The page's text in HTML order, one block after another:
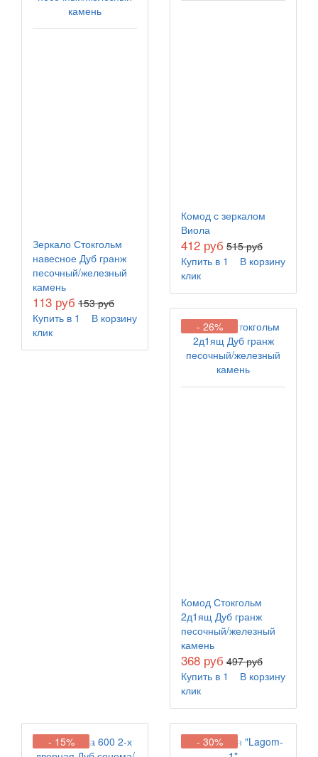
Зеркало Стокгольм
навесное Дуб гранж
песочный/железный
камень
113 руб 153 руб
В корзину
Купить в 1
клик
Комод с зеркалом
Виола
412 руб 515 руб
В корзину
Купить в 1
клик
- 26%
Комод Стокгольм
2д1ящ Дуб гранж
песочный/железный
камень
368 руб 497 руб
В корзину
Купить в 1
клик
- 15% - 30%